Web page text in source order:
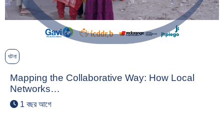
ঘটনা
Mapping the Collaborative Way: How Local
Networks…
1 বছর আগে